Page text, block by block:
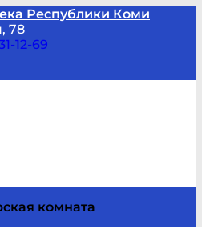
Республики Коми
78
12-69
комната